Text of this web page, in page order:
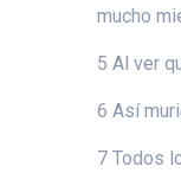
mucho
5 Al ver
6 Así
7 Todos